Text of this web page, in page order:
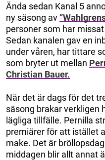
Ända sedan Kanal 5
ny säsong av
personer som har
Sedan kanalen gav en
under våren, har tittare
som bryter ut mellan
Christian Bauer.
När det är dags för det
säsong brakar verkligen
lägliga tillfälle. Pernilla
premiärer för att istället
make. Det är
middagen blir allt annat